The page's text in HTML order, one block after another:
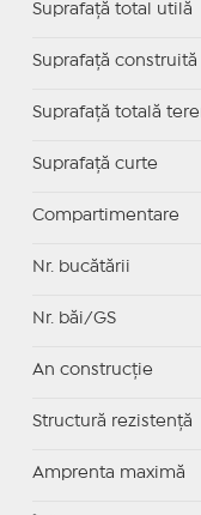
Suprafaţă total utilă
Suprafaţă construită
Suprafață totală
Suprafaţă curte
Compartimentare
Nr. bucătării
Nr. băi/GS
An construcție
Structură rezistență
Amprenta maximă